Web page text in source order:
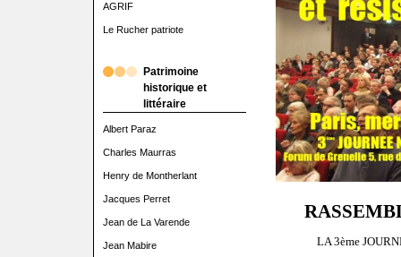
AGRIF
Le Rucher patriote
Patrimoine
historique et
littéraire
Albert Paraz
Charles Maurras
Henry de Montherlant
Jacques Perret
Jean de La Varende
Jean Mabire LA 3ème